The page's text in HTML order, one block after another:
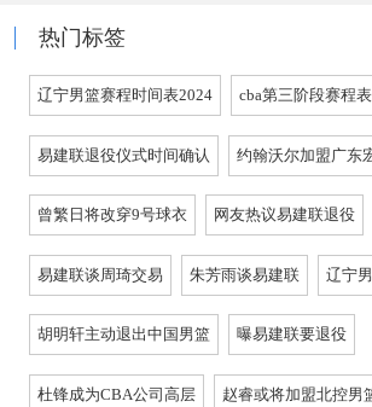
热门标签
辽宁男篮赛程时间表2024 cba第三阶段赛程表
易建联退役仪式时间确认 约翰沃尔加盟广东
曾繁日将改穿9号球衣 网友热议易建联退役
易建联谈周琦交易 朱芳雨谈易建联 辽宁
胡明轩主动退出中国男篮 曝易建联要退役
杜锋成为CBA公司高层 赵睿或将加盟北控男